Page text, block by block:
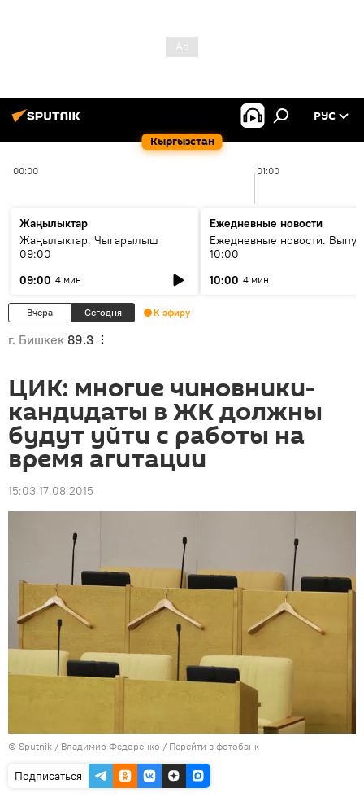
Кыргызстан
РУС
00:00 01:00
Жаңылыктар
Жаңылыктар. Чыгарылыш
09:00
09:00 4 мин
Ежедневные новости
Ежедневные новости.
10:00
10:00 4 мин
Вчера Сегодня К эфиру
г. Бишкек 89.3
ЦИК: многие чиновники-
кандидаты в ЖК должны
будут уйти с работы на
время агитации
15:03 17.08.2015
© Sputnik / Владимир Федоренко / Перейти в фотобанк
Подписаться